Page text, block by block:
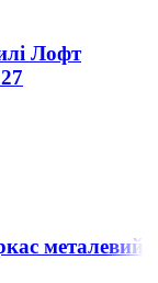
Лофт
металевий